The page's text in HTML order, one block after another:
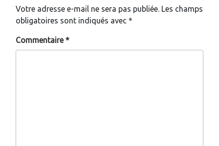
Votre adresse e-mail ne sera pas publiée. Les champs
obligatoires sont indiqués avec *
Commentaire*